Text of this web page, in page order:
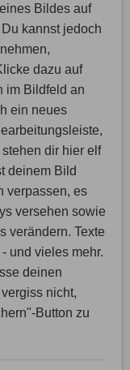
Bildes auf
kannst jedoch
dazu auf
im Bildfeld an
ein neues
dir hier elf
deinem Bild
verpassen, es
versehen sowie
verändern. Texte
und vieles mehr.
deinen
nicht,
Button zu